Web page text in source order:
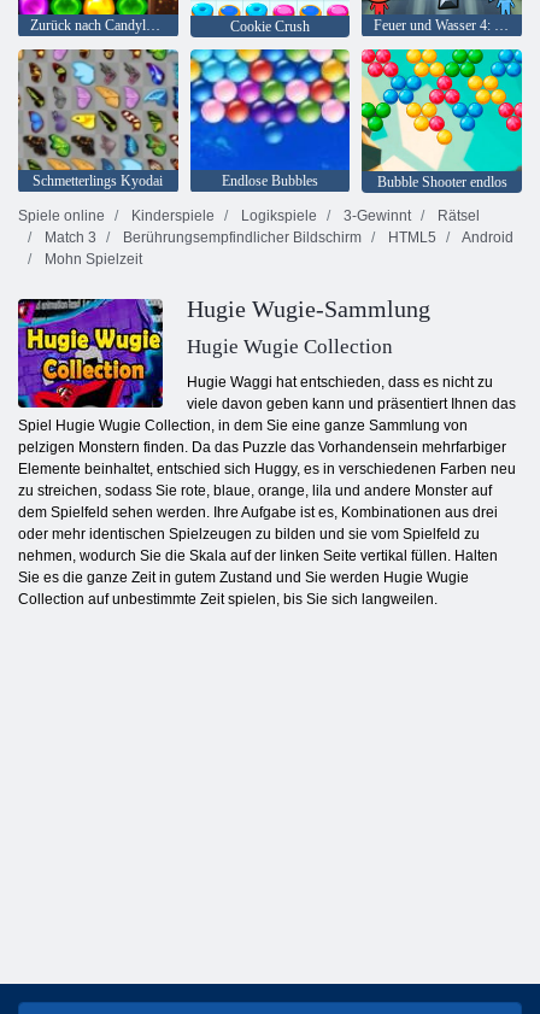
Zurück nach Candyland 4: Lollipop Garden Cookie Crush Feuer und Wasser 4: Kristalltempel
Schmetterlings Kyodai Endlose Bubbles
Bubble Shooter endlos
Spiele online
Kinderspiele Logikspiele 3-Gewinnt
Rätsel
Match 3
Berührungsempfindlicher Bildschirm HTML5
Android
Mohn Spielzeit
Hugie Wugie-Sammlung
Hugie Wugie Collection
Hugie Waggi hat entschieden, dass es nicht zu
viele davon geben kann und präsentiert Ihnen das
Spiel Hugie Wugie Collection, in dem Sie eine ganze Sammlung von
pelzigen Monstern finden. Da das Puzzle das Vorhandensein mehrfarbiger
Elemente beinhaltet, entschied sich Huggy, es in verschiedenen Farben neu
zu streichen, sodass Sie rote, blaue, orange, lila und andere Monster auf
dem Spielfeld sehen werden. Ihre Aufgabe ist es, Kombinationen aus drei
oder mehr identischen Spielzeugen zu bilden und sie vom Spielfeld zu
nehmen, wodurch Sie die Skala auf der linken Seite vertikal füllen. Halten
Sie es die ganze Zeit in gutem Zustand und Sie werden Hugie Wugie
Collection auf unbestimmte Zeit spielen, bis Sie sich langweilen.